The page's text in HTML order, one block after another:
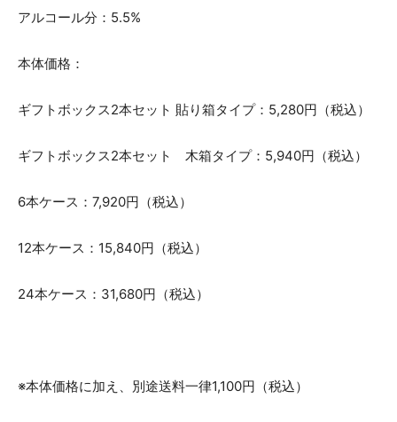
アルコール分：5.5%
本体価格：
ギフトボックス2本セット 貼り箱タイプ：5,280円（税込）
ギフトボックス2本セット 木箱タイプ：5,940円（税込）
6本ケース：7,920円（税込）
12本ケース：15,840円（税込）
24本ケース：31,680円（税込）
※本体価格に加え、別途送料一律1,100円（税込）